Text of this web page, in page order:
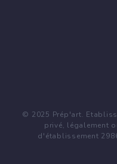
© 2025 Prép'art.
privé, légalement
d'établissement